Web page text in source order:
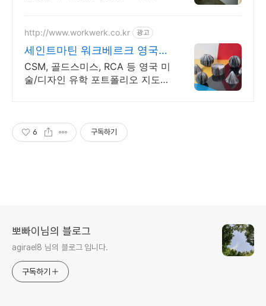
http://www.workwerk.co.kr 광고
세인트마틴 워크베르크 영국
아트&디자인 전문교육원
CSM, 골드스미스, RCA 등 영국 미
술/디자인 유학 포트폴리오 지도
6 구독하기
뽀빠이님의 블로그
agirael8 님의 블로그 입니다.
구독하기